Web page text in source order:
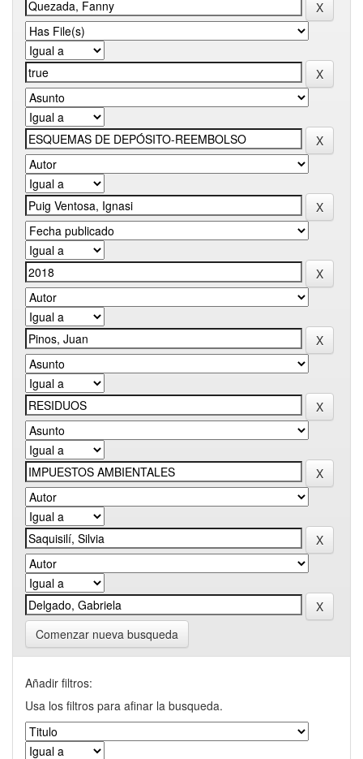
Comenzar nueva busqueda
Añadir filtros:
Usa los filtros para afinar la busqueda.